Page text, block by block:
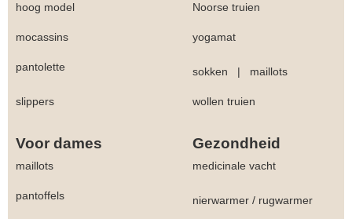
hoog model Noorse truien
mocassins yogamat
pantolette sokken | maillots
slippers wollen truien
Voor dames Gezondheid
maillots medicinale vacht
pantoffels nierwarmer / rugwarmer